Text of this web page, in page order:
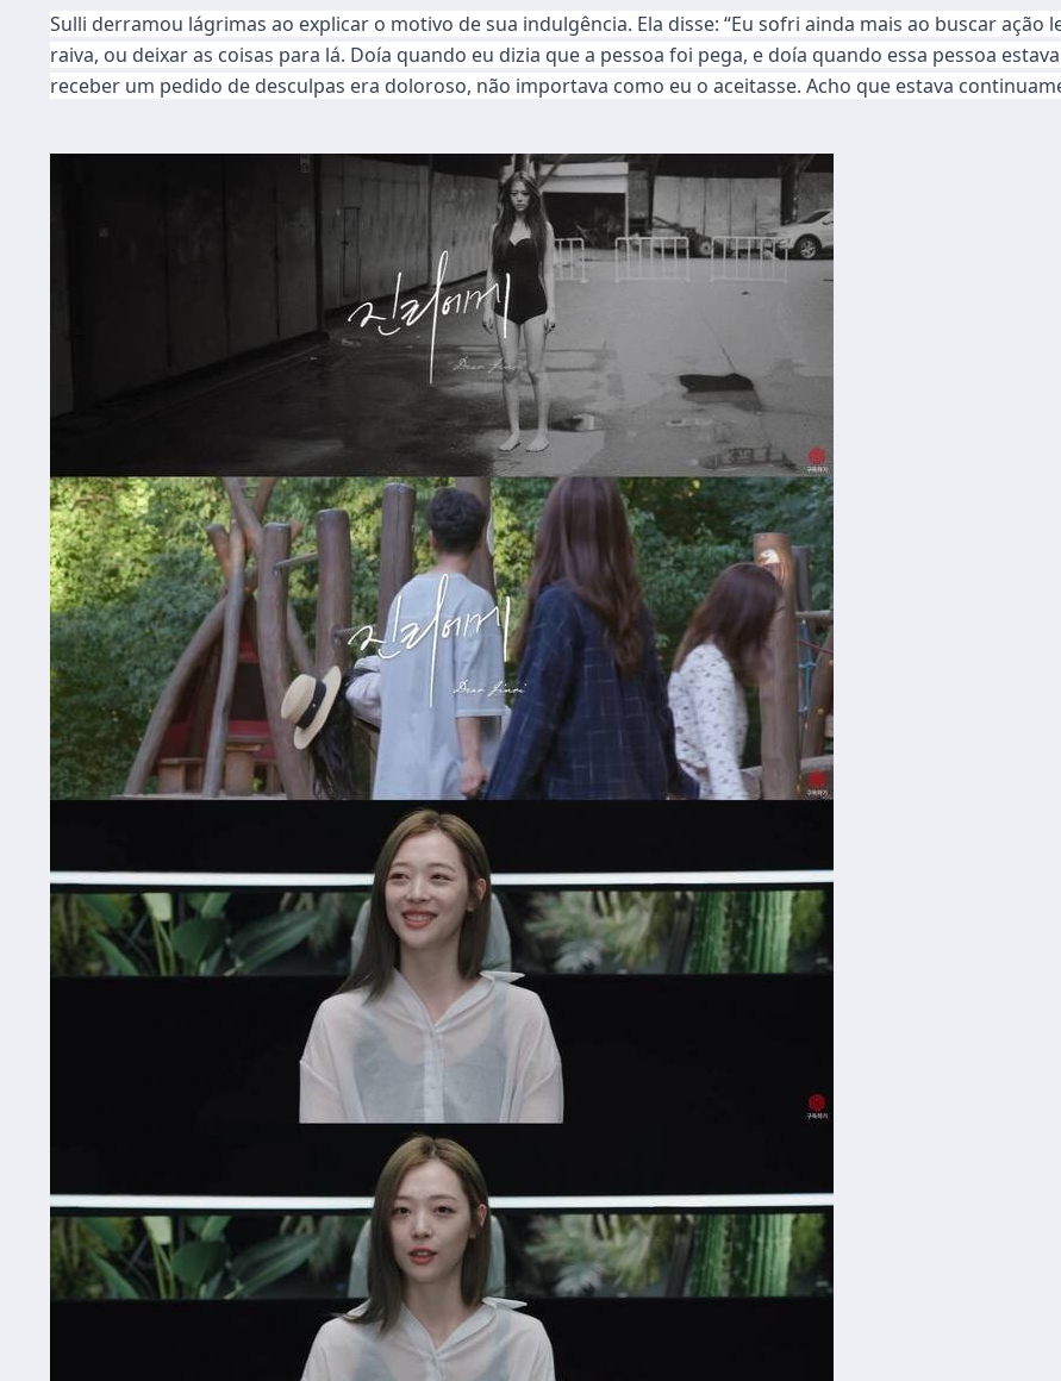
Sulli derramou lágrimas ao explicar o motivo de sua indulgência. Ela disse: “Eu sofri ainda mais ao buscar
raiva, ou deixar as coisas para lá. Doía quando eu dizia que a pessoa foi pega, e doía quando essa pessoa
receber um pedido de desculpas era doloroso, não importava como eu o aceitasse. Acho que estava